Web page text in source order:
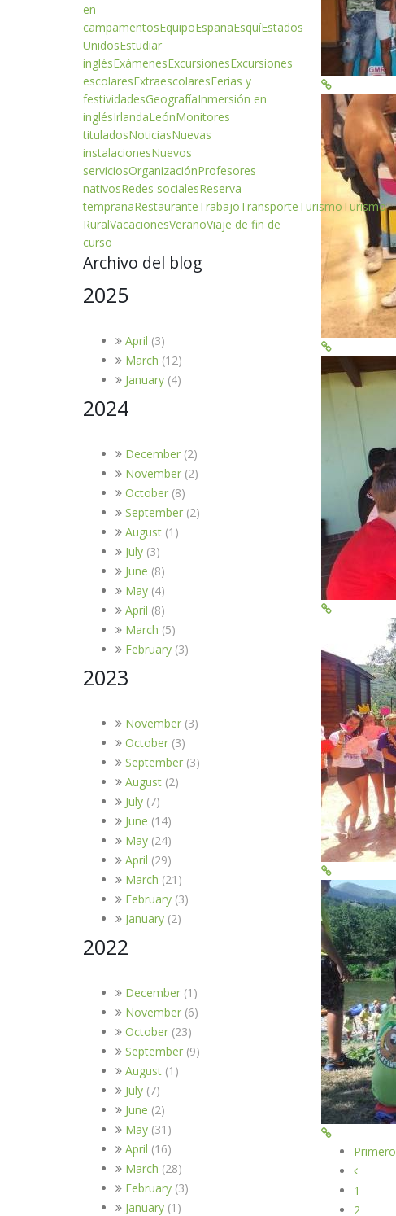
Primero
1
2
en
campamentosEquipoEspañaEsquíEstados
UnidosEstudiar
inglésExámenesExcursionesExcursiones
escolaresExtraescolaresFerias y
festividadesGeografíaInmersión en
inglésIrlandaLeónMonitores
tituladosNoticiasNuevas
instalacionesNuevos
serviciosOrganizaciónProfesores
nativosRedes socialesReserva
tempranaRestauranteTrabajoTransporteTurismoTurismo
RuralVacacionesVeranoViaje de fin de
curso
Archivo del blog
2025
April (3)
March (12)
January (4)
2024
December (2)
November (2)
October (8)
September (2)
August (1)
July (3)
June (8)
May (4)
April (8)
March (5)
February (3)
2023
November (3)
October (3)
September (3)
August (2)
July (7)
June (14)
May (24)
April (29)
March (21)
February (3)
January (2)
2022
December (1)
November (6)
October (23)
September (9)
August (1)
July (7)
June (2)
May (31)
April (16)
March (28)
February (3)
January (1)